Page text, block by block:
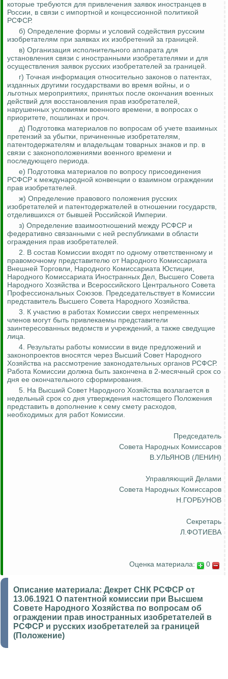
которые требуются для привлечения заявок иностранцев в
России, в связи с импортной и концессионной политикой
РСФСР.
б) Определение формы и условий содействия русским
изобретателям при заявках их изобретений за границей.
в) Организация исполнительного аппарата для
установления связи с иностранными изобретателями и для
осуществления заявок русских изобретателей за границей.
г) Точная информация относительно законов о патентах,
изданных другими государствами во время войны, и о
льготных мероприятиях, принятых после окончания военных
действий для восстановления прав изобретателей,
нарушенных условиями военного времени, в вопросах о
приоритете, пошлинах и проч.
д) Подготовка материалов по вопросам об учете взаимных
претензий за убытки, причиненные изобретателям,
патентодержателям и владельцам товарных знаков и пр. в
связи с законоположениями военного времени и
последующего периода.
е) Подготовка материалов по вопросу присоединения
РСФСР к международной конвенции о взаимном ограждении
прав изобретателей.
ж) Определение правового положения русских
изобретателей и патентодержателей в отношении государств,
отделившихся от бывшей Российской Империи.
з) Определение взаимоотношений между РСФСР и
федеративно связанными с ней республиками в области
ограждения прав изобретателей.
2. В состав Комиссии входят по одному ответственному и
правомочному представителю от Народного Комиссариата
Внешней Торговли, Народного Комиссариата Юстиции,
Народного Комиссариата Иностранных Дел, Высшего Совета
Народного Хозяйства и Всероссийского Центрального Совета
Профессиональных Союзов. Председательствует в Комиссии
представитель Высшего Совета Народного Хозяйства.
3. К участию в работах Комиссии сверх непременных
членов могут быть привлекаемы представители
заинтересованных ведомств и учреждений, а также сведущие
лица.
4. Результаты работы комиссии в виде предложений и
законопроектов вносятся через Высший Совет Народного
Хозяйства на рассмотрение законодательных органов РСФСР.
Работа Комиссии должна быть закончена в 2-месячный срок со
дня ее окончательного сформирования.
5. На Высший Совет Народного Хозяйства возлагается в
недельный срок со дня утверждения настоящего Положения
представить в дополнение к сему смету расходов,
необходимых для работ Комиссии.
Председатель
Совета Народных Комиссаров
В.УЛЬЯНОВ (ЛЕНИН)
Управляющий Делами
Совета Народных Комиссаров
Н.ГОРБУНОВ
Секретарь
Л.ФОТИЕВА
Оценка материала: 0
Описание материала: Декрет СНК РСФСР от
13.06.1921 О патентной комиссии при Высшем
Совете Народного Хозяйства по вопросам об
ограждении прав иностранных изобретателей в
РСФСР и русских изобретателей за границей
(Положение)